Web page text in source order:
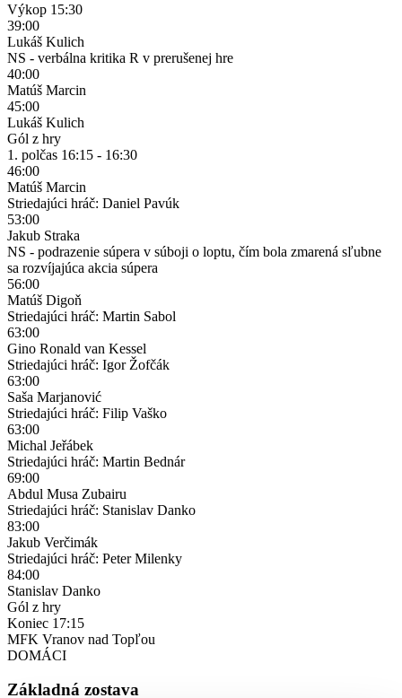
Výkop 15:30
39:00
Lukáš Kulich
NS - verbálna kritika R v prerušenej hre
40:00
Matúš Marcin
45:00
Lukáš Kulich
Gól z hry
1. polčas 16:15 - 16:30
46:00
Matúš Marcin
Striedajúci hráč: Daniel Pavúk
53:00
Jakub Straka
NS - podrazenie súpera v súboji o loptu, čím bola zmarená sľubne
sa rozvíjajúca akcia súpera
56:00
Matúš Digoň
Striedajúci hráč: Martin Sabol
63:00
Gino Ronald van Kessel
Striedajúci hráč: Igor Žofčák
63:00
Saša Marjanović
Striedajúci hráč: Filip Vaško
63:00
Michal Jeřábek
Striedajúci hráč: Martin Bednár
69:00
Abdul Musa Zubairu
Striedajúci hráč: Stanislav Danko
83:00
Jakub Verčimák
Striedajúci hráč: Peter Milenky
84:00
Stanislav Danko
Gól z hry
Koniec 17:15
MFK Vranov nad Topľou
DOMÁCI
Základná zostava